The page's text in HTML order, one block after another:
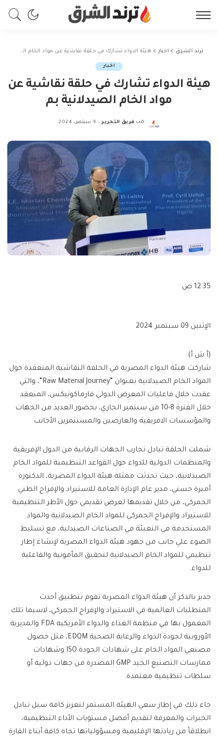
ترند الشرق > اخبار > هيئة الدواء تشارك في حلقة نقاشية عن مواد الخام الصيدلانية بم
اخبار
هيئة الدواء تشارك في حلقة نقاشية عن
مواد الخام الصيدلانية بم
Posted
كتب فريق التحرير 9 سبتمبر، 2024
12:35 ص
الإثنين 09 سبتمبر 2024
(أ ش أ):
شاركت هيئة الدواء المصرية في الحلقة النقاشية المنعقدة حول
المواد الخام الصيدلانية بعنوان “Raw Material Journey”، والتي
عقدت خلال فاعليات المعرض الدولي فارماكونيكس، المنعقد
خلال الفترة 8-10 من سبتمبر الجاري، بحضور العديد من الجهات
والمؤسسات الافريقية والعارضين والمستثمرين الأجانب.
شملت الحلقة تبادل تجارب الجهات الرقابية من الدول الإفريقية
والمنظمات الدولية للدواء حول القواعد التنظيمية للمواد الخام
الصيدلانية، حيث تحدثت ممثلة هيئة الدواء المصرية، الدكتورة
أميرة حسني، مدير عام الإدارة العامة للاستيراد والإفراج الطبي
الجمركي، من خلال تقديمها لعرض تقديمي حول الأطر التنظيمية
للاستيراد والإفراج الجمركي للمواد الخام الصيدلانية والمواد
المستخدمة في التعبئة في الصناعات الصيدلية، مع تسليط
الضوء علي جانب من جهود هيئة الدواء المصرية لإنشاء إطار
تنظيمي للمواد الخام الصيدلانية لتحقيق المأمونية والفاعلية
للدواء.
جدير بالذكر أن هيئة الدواء المصرية تقوم بتطبيق أحدث
المتطلبات العالمية في الاستيراد والإفراج الجمركي، لاسيما تلك
المعمول بها في منظمة الغذاء والدواء الأمريكية FDA والمديرية
الأوروبية لجودة الدواء والرعاية الصحية EDQM، مثل حصول
مصنعي المواد الخام على شهادات الجودة ISO وشهادات
ممارسات التصنيع الجيد GMP المصدرة من جهات دولية أو
سلطات تنظيمية معتمدة.
جاء ذلك في إطار سعي الهيئة المستمر لتعزيز كافة سبل تبادل
الخبرات والمعرفة لتقديم أفضل مستويات الأداء التنظيمية،
انطلاقاً من ريادتها الإقليمية ومسؤولياتها تجاه كافة أبناء القارة